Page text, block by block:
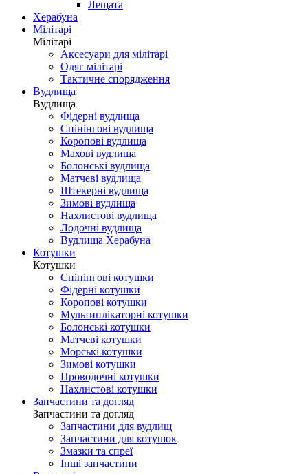
Лещата
Херабуна
Мілітарі
Мілітарі
Аксесуари для мілітарі
Одяг мілітарі
Тактичне спорядження
Вудлища
Вудлища
Фідерні вудлища
Спінінгові вудлища
Коропові вудлища
Махові вудлища
Болонські вудлища
Матчеві вудлища
Штекерні вудлища
Зимові вудлища
Нахлистові вудлища
Лодочні вудлища
Вудлища Херабуна
Котушки
Котушки
Спінінгові котушки
Фідерні котушки
Коропові котушки
Мультиплікаторні котушки
Болонські котушки
Матчеві котушки
Морські котушки
Зимові котушки
Проводочні котушки
Нахлистові котушки
Запчастини та догляд
Запчастини та догляд
Запчастини для вудлищ
Запчастини для котушок
Змазки та спреї
Інші запчастини